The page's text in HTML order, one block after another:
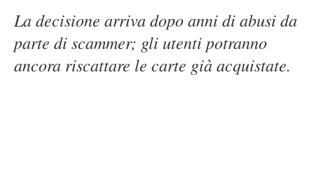
La decisione arriva dopo anni di abusi da
parte di scammer; gli utenti potranno
ancora riscattare le carte già acquistate.